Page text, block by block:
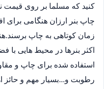
کنید که مسلما بر روی قیمت
چاپ بنر ارزان هنگامی برای
زمان کوتاهی به چاپ
اکثر بنرها در محیط هایی با
استفاده شده برای چاپ و
رطوبت و...بسیار مهم و حائز